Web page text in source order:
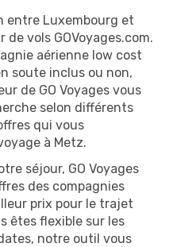
entre Luxembourg et
vols GOVoyages.com.
aérienne low cost
soute inclus ou non,
de GO Voyages vous
selon différents
qui vous
à Metz.
séjour, GO Voyages
des compagnies
prix pour le trajet
êtes flexible sur les
notre outil vous